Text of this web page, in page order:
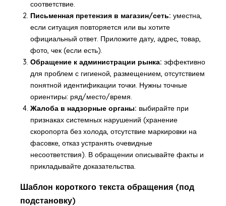
соответствие.
Письменная претензия в магазин/сеть: уместна,
если ситуация повторяется или вы хотите
официальный ответ. Приложите дату, адрес, товар,
фото, чек (если есть).
Обращение к администрации рынка: эффективно
для проблем с гигиеной, размещением, отсутствием
понятной идентификации точки. Нужны точные
ориентиры: ряд/место/время.
Жалоба в надзорные органы: выбирайте при
признаках системных нарушений (хранение
скоропорта без холода, отсутствие маркировки на
фасовке, отказ устранять очевидные
несоответствия). В обращении описывайте факты и
прикладывайте доказательства.
Шаблон короткого текста обращения (под
подстановку)